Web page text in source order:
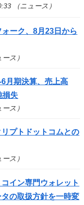
（ニュース）
ーク、8月23日から
ス）
月期決算、売上高
失
ス）
リプトドットコムとの
ス）
イン専門ウォレット
の取扱方針を一時変